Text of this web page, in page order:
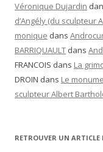
Véronique Dujardin
d’Angély (du sculpteur
monique dans
BARRIQUAULT dans
FRANCOIS dans La
DROIN dans Le
sculpteur Albert
RETROUVER UN ARTICLE